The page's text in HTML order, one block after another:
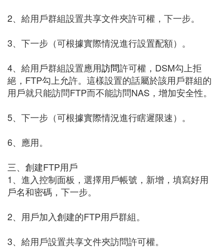
2、給用戶群組設置共享文件夾許可權，下一步。
3、下一步（可根據實際情況進行設置配額）。
4、給用戶群組設置應用訪問許可權，DSM勾上拒
絕，FTP勾上允許。這樣設置的話屬於該用戶群組的
用戶就只能訪問FTP而不能訪問NAS，增加安全性。
5、下一步（可根據實際情況進行瞎遲限速）。
6、應用。
三、創建FTP用戶
1、進入控制面板，選擇用戶帳號，新增，填寫好用
戶名和密碼，下一步。
2、用戶加入創建的FTP用戶群組。
3、給用戶設置共享文件夾訪問許可權。